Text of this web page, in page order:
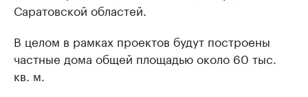
Саратовской областей.
В целом в рамках проектов будут построены
частные дома общей площадью около 60 тыс.
кв. м.